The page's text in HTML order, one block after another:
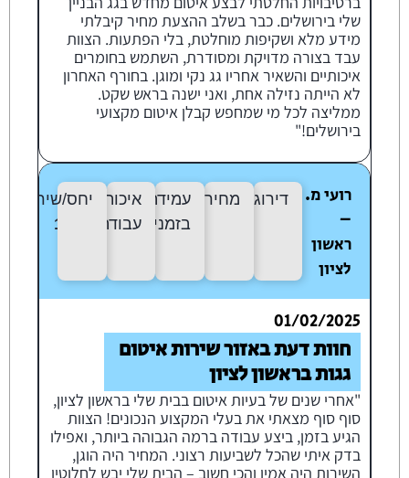
שלי בירושלים. כבר בשלב ההצעת מחיר קיבלתי
מידע מלא ושקיפות מוחלטת, בלי הפתעות. הצוות
עבד בצורה מדויקת ומסודרת, השתמש בחומרים
איכותיים והשאיר אחריו גג נקי ומוגן. בחורף האחרון
לא הייתה נזילה אחת, ואני ישנה בראש שקט.
ממליצה לכל מי שמחפש קבלן איטום מקצועי
בירושלים!"
רועי מ.
–
ראשון
לציון
דירוג: 10/10
מחיר: 10/10
עמידה
בזמנים:10/10
איכות
עבודה:
10/10
יחס/שירות:
01/02/2025
חוות דעת באזור שירות איטום
גגות בראשון לציון
"אחרי שנים של בעיות איטום בבית שלי בראשון לציון,
סוף סוף מצאתי את בעלי המקצוע הנכונים! הצוות
הגיע בזמן, ביצע עבודה ברמה הגבוהה ביותר, ואפילו
בדק איתי שהכל לשביעות רצוני. המחיר היה הוגן,
השירות היה אמין והכי חשוב – הבית שלי יבש לחלוטין